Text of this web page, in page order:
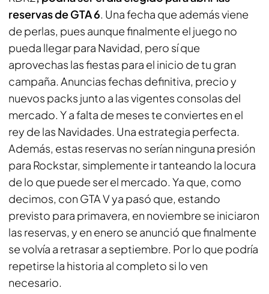
reservas deGTA 6. Una fecha que además viene
de perlas, pues aunque finalmente el juego no
pueda llegar para Navidad, pero sí que
aprovechas las fiestas para el inicio de tu gran
campaña. Anuncias fechas definitiva, precio y
nuevos packs junto a las vigentes consolas del
mercado. Y a falta de meses te conviertes en el
rey de las Navidades. Una estrategia perfecta.
Además, estas reservas no serían ninguna presión
para Rockstar, simplemente ir tanteando la locura
de lo que puede ser el mercado. Ya que, como
decimos, con GTA Vya pasó que, estando
previsto para primavera, en noviembre se iniciaron
las reservas, y en enero se anunció que finalmente
se volvía a retrasar a septiembre. Por lo que podría
repetirse la historia al completo si lo ven
necesario.